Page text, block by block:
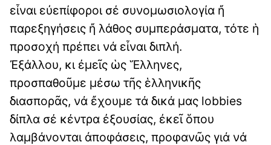
εἶναι εὐεπίφοροι σέ συνομωσιολογία ἤ
παρεξηγήσεις ἤ λάθος συμπεράσματα, τότε ἡ
προσοχή πρέπει νά εἶναι διπλή.
Ἐξάλλου, κι ἐμεῖς ὡς Ἕλληνες,
προσπαθοῦμε μέσω τῆς ἑλληνικῆς
διασπορᾶς, νά ἔχουμε τά δικά μας lobbies
δίπλα σέ κέντρα ἐξουσίας, ἐκεῖ ὅπου
λαμβάνονται ἀποφάσεις, προφανῶς γιά νά